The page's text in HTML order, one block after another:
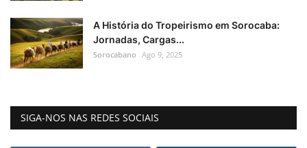
A História do Tropeirismo em Sorocaba:
Jornadas, Cargas...
Sorocabano Ago 9, 2025
SIGA-NOS NAS REDES SOCIAIS